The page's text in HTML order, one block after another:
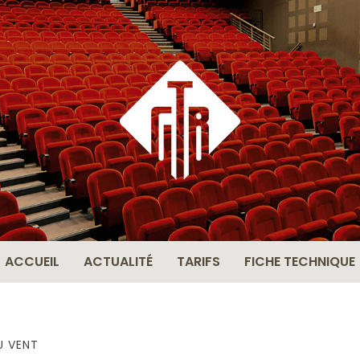
ACCUEIL ACTUALITÉ TARIFS FICHE TECHNIQUE
VENT